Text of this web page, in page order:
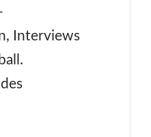
Interviews